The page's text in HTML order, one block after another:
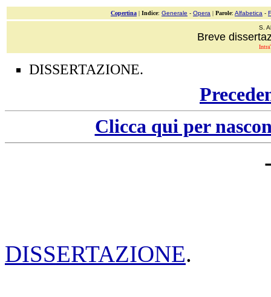
Copertina | Indice: Generale - Opera | Parole: Alfabetica -
S.
Breve
DISSERTAZIONE.
Clicca qui per
DISSERTAZIONE.